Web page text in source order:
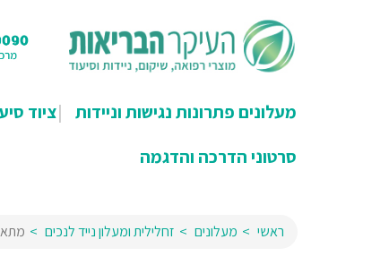
מעלונים פתרונות נגישות וניידות ציוד
סרטוני הדרכה והדגמה
ראשי מעלונים זחלילית ומעלון נייד לנכים